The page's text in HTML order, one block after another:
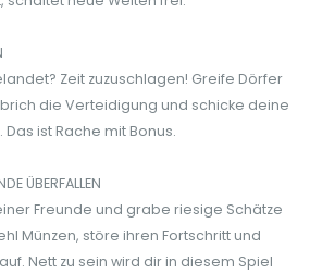
Zeit zuzuschlagen! Greife Dörfer
die Verteidigung und schicke deine
Das ist Rache mit Bonus.
ÜBERFALLEN
Freunde und grabe riesige Schätze
Münzen, störe ihren Fortschritt und
Nett zu sein wird dir in diesem Spiel